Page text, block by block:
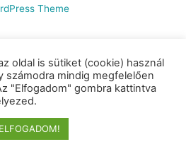
Theme
oldal is sütiket (cookie) használ
számodra mindig megfelelően
"Elfogadom" gombra kattintva
ELFOGADOM!